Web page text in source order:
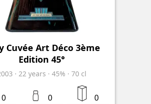
Cuvée Art Déco 3ème
Edition 45°
· 22 years · 45% · 70 cl
0 0 0